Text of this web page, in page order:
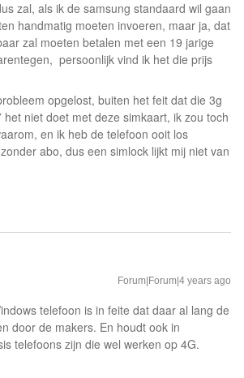
zal, als ik de samsung standaard wil gaan
handmatig moeten invoeren, maar ja, dat
zal moeten betalen met een 19 jarige
persoonlijk vind ik het die prijs
opgelost, buiten het feit dat die 3g
niet doet met deze simkaart, ik zou toch
en ik heb de telefoon ooit los
abo, dus een simlock lijkt mij niet van
Forum|Forum|4 years ago
telefoon is in feite dat daar al lang de
door de makers. En houdt ook in
telefoons zijn die wel werken op 4G.